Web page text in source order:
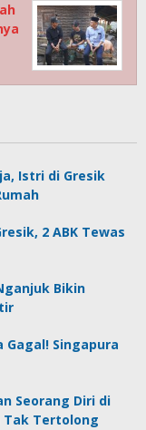
Istri di Gresik
2 ABK Tewas
Bikin
Gagal! Singapura
Seorang Diri di
Tak Tertolong